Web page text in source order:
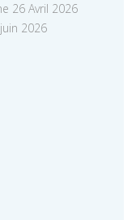
26 Avril 2026
2026